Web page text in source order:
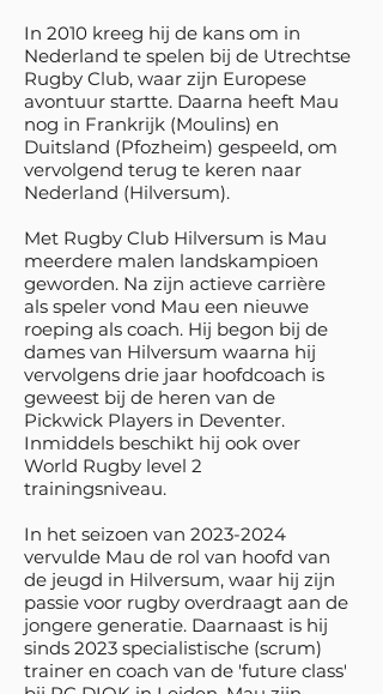
In 2010 kreeg hij de kans om in
Nederland te spelen bij de Utrechtse
Rugby Club, waar zijn Europese
avontuur startte. Daarna heeft Mau
nog in Frankrijk (Moulins) en
Duitsland (Pfozheim) gespeeld, om
vervolgend terug te keren naar
Nederland (Hilversum).
Met Rugby Club Hilversum is Mau
meerdere malen landskampioen
geworden. Na zijn actieve carrière
als speler vond Mau een nieuwe
roeping als coach. Hij begon bij de
dames van Hilversum waarna hij
vervolgens drie jaar hoofdcoach is
geweest bij de heren van de
Pickwick Players in Deventer.
Inmiddels beschikt hij ook over
World Rugby level 2
trainingsniveau.
In het seizoen van 2023-2024
vervulde Mau de rol van hoofd van
de jeugd in Hilversum, waar hij zijn
passie voor rugby overdraagt aan de
jongere generatie. Daarnaast is hij
sinds 2023 specialistische (scrum)
trainer en coach van de 'future class'